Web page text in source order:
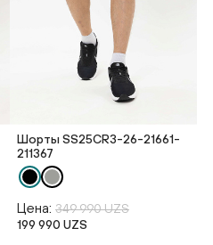
Шорты SS25CR3-26-21661-
211367
Цена: 349 990 UZS
199 990 UZS